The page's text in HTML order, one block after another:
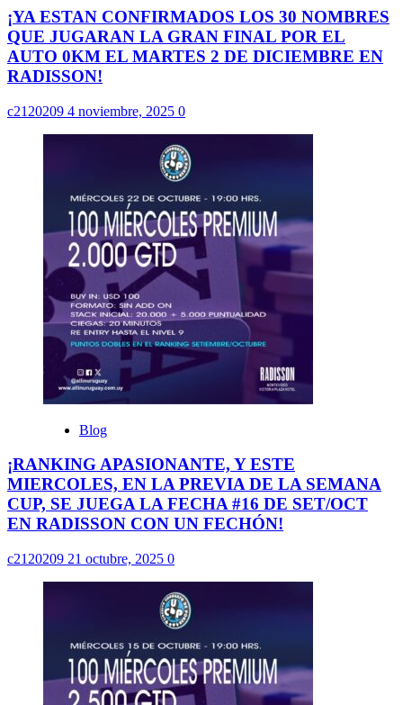
¡YA ESTAN CONFIRMADOS LOS 30 NOMBRES
QUE JUGARAN LA GRAN FINAL POR EL
AUTO 0KM EL MARTES 2 DE DICIEMBRE EN
RADISSON!
c2120209 4 noviembre, 2025 0
Blog
¡RANKING APASIONANTE, Y ESTE
MIERCOLES, EN LA PREVIA DE LA SEMANA
CUP, SE JUEGA LA FECHA #16 DE SET/OCT
EN RADISSON CON UN FECHÓN!
c2120209 21 octubre, 2025 0